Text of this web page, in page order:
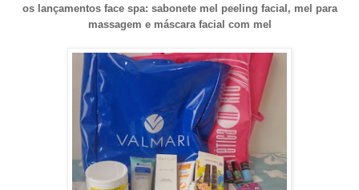
os lançamentos face spa: sabonete mel peeling facial, mel para
massagem e máscara facial com mel